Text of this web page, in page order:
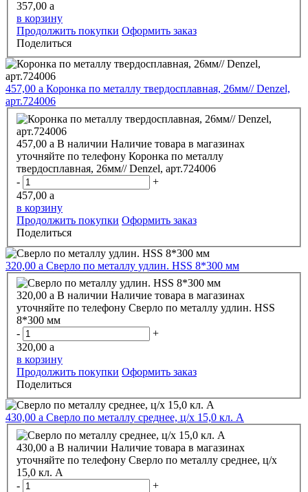
357,00 a
в корзину
Продолжить покупки Оформить заказ
Поделиться
457,00 a Коронка по металлу твердосплавная, 26мм// Denzel,
арт.724006
457,00 a В наличии Наличие товара в магазинах
уточняйте по телефону Коронка по металлу
твердосплавная, 26мм// Denzel, арт.724006
-
+
457,00 a
в корзину
Продолжить покупки Оформить заказ
Поделиться
320,00 a Сверло по металлу удлин. HSS 8*300 мм
320,00 a В наличии Наличие товара в магазинах
уточняйте по телефону Сверло по металлу удлин. HSS
8*300 мм
-
+
320,00 a
в корзину
Продолжить покупки Оформить заказ
Поделиться
430,00 a Сверло по металлу среднее, ц/х 15,0 кл. А
430,00 a В наличии Наличие товара в магазинах
уточняйте по телефону Сверло по металлу среднее, ц/х
15,0 кл. А
-
+